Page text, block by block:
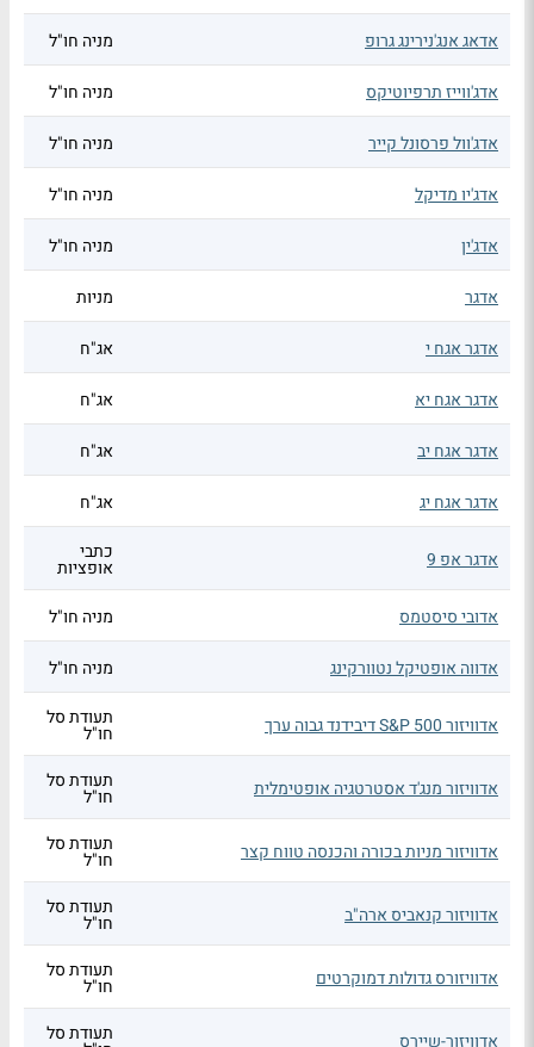
אדאג אנג'נירינג גרופ מניה חו"ל
אדג'ווייז תרפיוטיקס מניה חו"ל
אדג'וול פרסונל קייר מניה חו"ל
אדג'יו מדיקל מניה חו"ל
אדג'ין מניה חו"ל
אדגר מניות
אדגר אגח י אג"ח
אדגר אגח יא אג"ח
אדגר אגח יב אג"ח
אדגר אגח יג אג"ח
אדגר אפ 9 כתבי
אופציות
אדובי סיסטמס
מניה חו"ל
אדווה אופטיקל נטוורקינג מניה חו"ל
אדוויזור S&P 500 דיבידנד גבוה ערך תעודת סל
חו"ל
אדוויזור מנג'ד אסטרטגיה אופטימלית תעודת סל
חו"ל
אדוויזור מניות בכורה והכנסה טווח קצר תעודת סל
חו"ל
אדוויזור קנאביס ארה"ב תעודת סל
חו"ל
אדוויזורס גדולות דמוקרטים תעודת סל
חו"ל
אדוויזור-שיירס תעודת סל